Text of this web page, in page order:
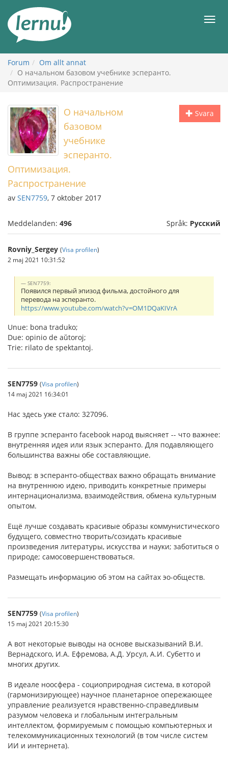
sidans
innehåll
Meny
Forum
Om allt annat
О начальном базовом учебнике эсперанто.
Оптимизация. Распространение
Svara
О начальном
базовом
учебнике
эсперанто.
Оптимизация.
Распространение
av SEN7759, 7 oktober 2017
Meddelanden: 496 Språk: Русский
Rovniy_Sergey (Visa profilen)
2 maj 2021 10:31:52
SEN7759:
Появился первый эпизод фильма, достойного для
перевода на эсперанто.
https://www.youtube.com/watch?v=OM1DQaKIVrA
Unue: bona traduko;
Due: opinio de aŭtoroj;
Trie: rilato de spektantoj.
SEN7759 (Visa profilen)
14 maj 2021 16:34:01
Нас здесь уже стало: 327096.
В группе эсперанто facebook народ выясняет -- что важнее:
внутренняя идея или язык эсперанто. Для подавляющего
большинства важны обе составляющие.
Вывод: в эсперанто-обществах важно обращать внимание
на внутреннюю идею, приводить конкретные примеры
интернационализма, взаимодействия, обмена культурным
опытом.
Ещё лучше создавать красивые образы коммунистического
будущего, совместно творить/созидать красивые
произведения литературы, искусства и науки; заботиться о
природе; самосовершенствоваться.
Размещать информацию об этом на сайтах эо-обществ.
SEN7759 (Visa profilen)
15 maj 2021 20:15:30
А вот некоторые выводы на основе высказываний В.И.
Вернадского, И.А. Ефремова, А.Д. Урсул, А.И. Субетто и
многих других.
В идеале ноосфера - социоприродная система, в которой
(гармонизирующее) научное планетарное опережающее
управление реализуется нравственно-справедливым
разумом человека и глобальным интегральным
интеллектом, формируемым с помощью компьютерных и
телекоммуникационных технологий (в том числе систем
ИИ и интернета).